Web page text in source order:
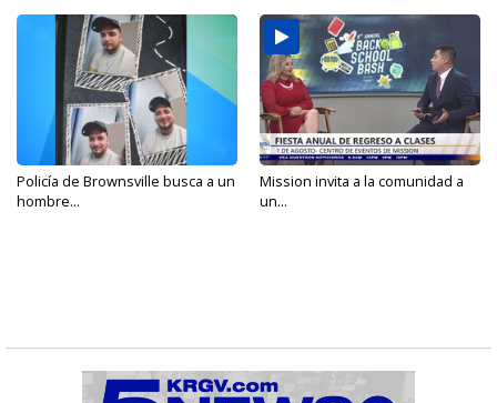
Policía de Brownsville busca a un
hombre...
Mission invita a la comunidad a
un...